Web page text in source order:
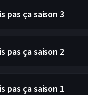
pas çasaison 3
pas çasaison 2
pas çasaison 1